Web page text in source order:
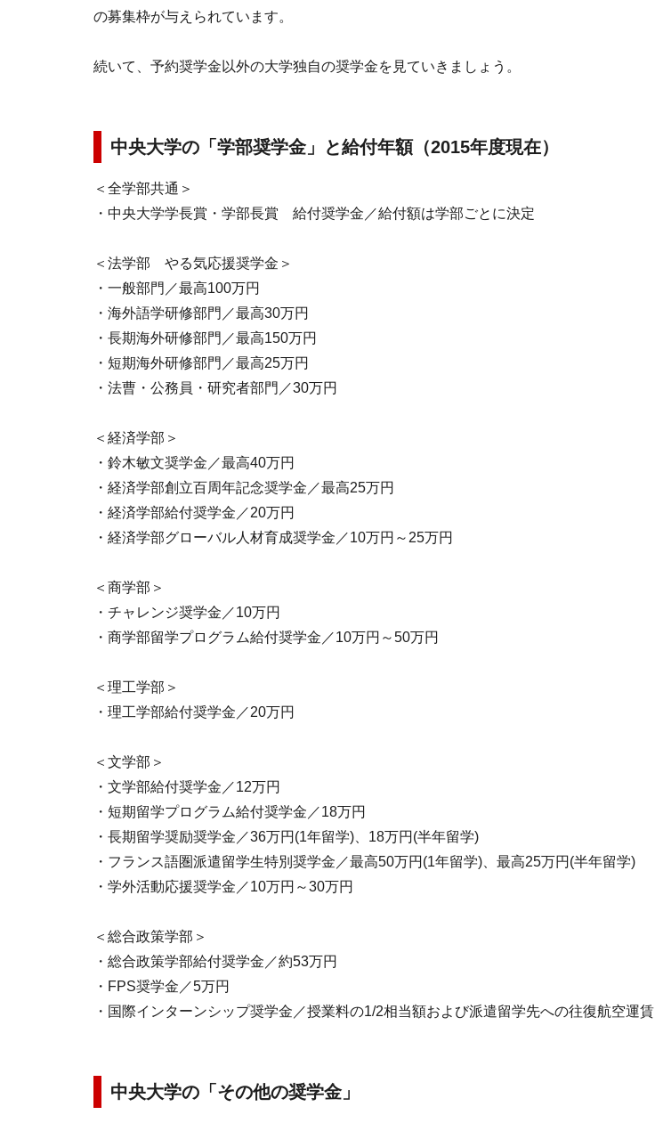
の募集枠が与えられています。
続いて、予約奨学金以外の大学独自の奨学金を見ていきましょう。
中央大学の「学部奨学金」と給付年額（2015年度現在）
＜全学部共通＞
・中央大学学長賞・学部長賞 給付奨学金／給付額は学部ごとに決定
＜法学部 やる気応援奨学金＞
・一般部門／最高100万円
・海外語学研修部門／最高30万円
・長期海外研修部門／最高150万円
・短期海外研修部門／最高25万円
・法曹・公務員・研究者部門／30万円
＜経済学部＞
・鈴木敏文奨学金／最高40万円
・経済学部創立百周年記念奨学金／最高25万円
・経済学部給付奨学金／20万円
・経済学部グローバル人材育成奨学金／10万円～25万円
＜商学部＞
・チャレンジ奨学金／10万円
・商学部留学プログラム給付奨学金／10万円～50万円
＜理工学部＞
・理工学部給付奨学金／20万円
＜文学部＞
・文学部給付奨学金／12万円
・短期留学プログラム給付奨学金／18万円
・長期留学奨励奨学金／36万円(1年留学)、18万円(半年留学)
・フランス語圏派遣留学生特別奨学金／最高50万円(1年留学)、最高25万円(半年留学)
・学外活動応援奨学金／10万円～30万円
＜総合政策学部＞
・総合政策学部給付奨学金／約53万円
・FPS奨学金／5万円
・国際インターンシップ奨学金／授業料の1/2相当額および派遣留学先への往復航空運賃
中央大学の「その他の奨学金」